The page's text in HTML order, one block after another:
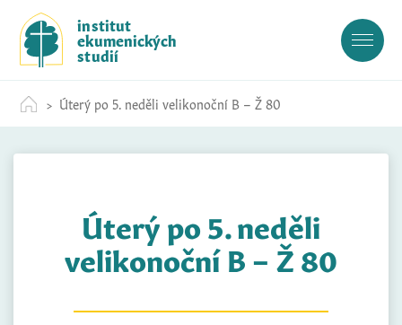
c
institut
ekumenických
studií
Úterý po 5. neděli velikonoční B – Ž 80
Úterý po 5. neděli
velikonoční B – Ž 80